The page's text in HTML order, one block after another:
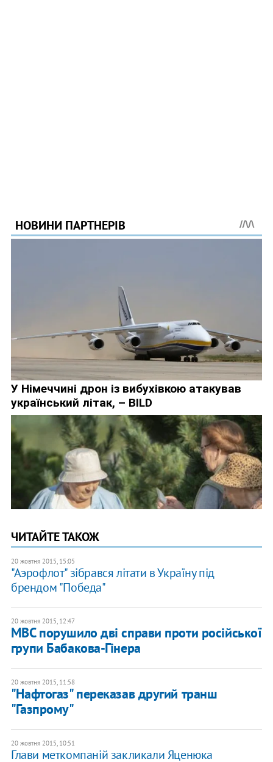
ЧИТАЙТЕ ТАКОЖ
20 жовтня 2015, 15:05
"Аэрофлот" зібрався літати в Україну під
брендом "Победа"
20 жовтня 2015, 12:47
МВС порушило дві справи проти російської
групи Бабакова-Гінера
20 жовтня 2015, 11:58
"Нафтогаз" переказав другий транш
"Газпрому"
20 жовтня 2015, 10:51
Глави меткомпаній закликали Яценюка